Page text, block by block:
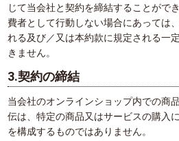
じて当会社と契約を締結することがで
費者として行動しない場合にあっては
れる及び／又は本約款に規定される一
きません。
3.契約の締結
当会社のオンラインショップ内での商
伝は、特定の商品又はサービスの購入
を構成するものではありません。